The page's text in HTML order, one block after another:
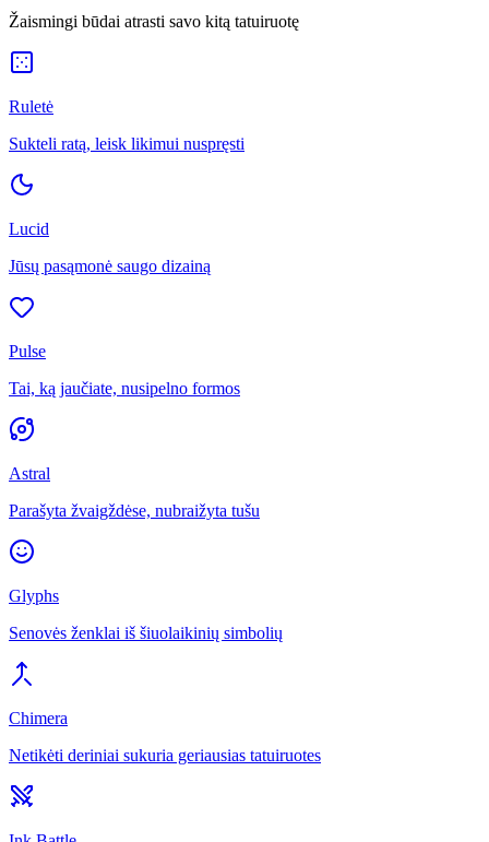
Žaismingi būdai atrasti savo kitą tatuiruotę
Ruletė
Sukteli ratą, leisk likimui nuspręsti
Lucid
Jūsų pasąmonė saugo dizainą
Pulse
Tai, ką jaučiate, nusipelno formos
Astral
Parašyta žvaigždėse, nubraižyta tušu
Glyphs
Senovės ženklai iš šiuolaikinių simbolių
Chimera
Netikėti deriniai sukuria geriausias tatuiruotes